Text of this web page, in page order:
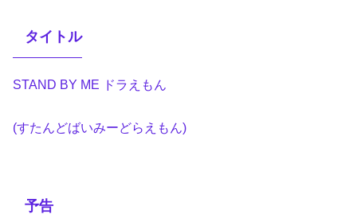
タイトル
STAND BY ME ドラえもん
(すたんどばいみーどらえもん)
予告